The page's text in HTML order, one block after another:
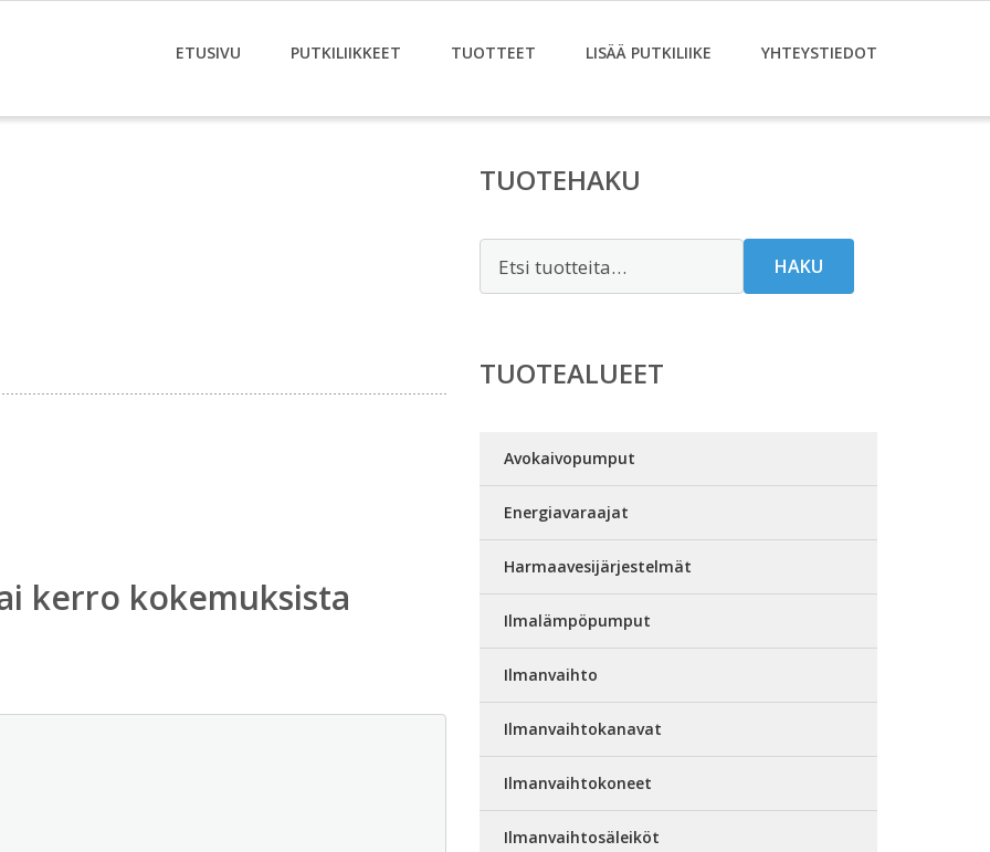
ETUSIVU PUTKILIIKKEET TUOTTEET LISÄÄ PUTKILIIKE YHTEYSTIEDOT
kerro kokemuksista
TUOTEHAKU
HAKU
TUOTEALUEET
Avokaivopumput
Energiavaraajat
Harmaavesijärjestelmät
Ilmalämpöpumput
Ilmanvaihto
Ilmanvaihtokanavat
Ilmanvaihtokoneet
Ilmanvaihtosäleiköt